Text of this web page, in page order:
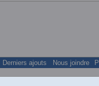
Derniers ajouts Nous joindre